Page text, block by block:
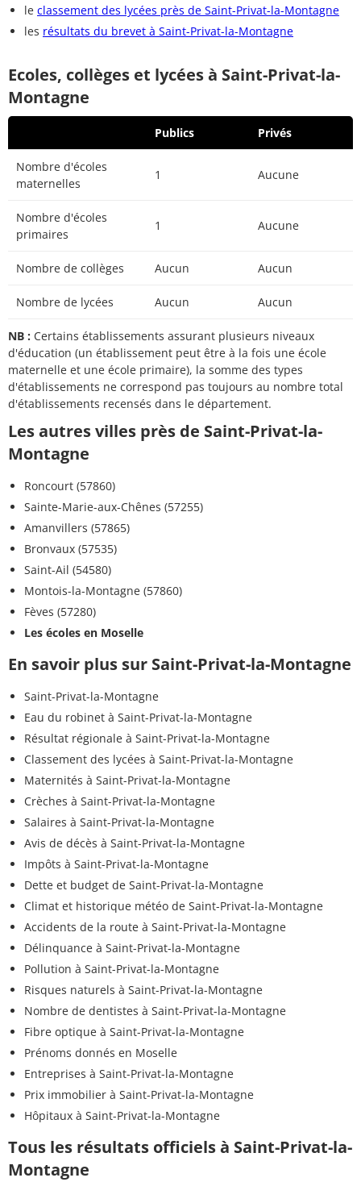
le classement des lycées près de Saint-Privat-la-Montagne
les résultats du brevet à Saint-Privat-la-Montagne
Ecoles, collèges et lycées à Saint-Privat-la-
Montagne
Publics Privés
Nombre d'écoles
maternelles
1 Aucune
Nombre d'écoles
primaires
1 Aucune
Nombre de collèges Aucun Aucun
Nombre de lycées Aucun Aucun
NB : Certains établissements assurant plusieurs niveaux
d'éducation (un établissement peut être à la fois une école
maternelle et une école primaire), la somme des types
d'établissements ne correspond pas toujours au nombre total
d'établissements recensés dans le département.
Les autres villes près de Saint-Privat-la-
Montagne
Roncourt (57860)
Sainte-Marie-aux-Chênes (57255)
Amanvillers (57865)
Bronvaux (57535)
Saint-Ail (54580)
Montois-la-Montagne (57860)
Fèves (57280)
Les écoles en Moselle
En savoir plus sur Saint-Privat-la-Montagne
Saint-Privat-la-Montagne
Eau du robinet à Saint-Privat-la-Montagne
Résultat régionale à Saint-Privat-la-Montagne
Classement des lycées à Saint-Privat-la-Montagne
Maternités à Saint-Privat-la-Montagne
Crèches à Saint-Privat-la-Montagne
Salaires à Saint-Privat-la-Montagne
Avis de décès à Saint-Privat-la-Montagne
Impôts à Saint-Privat-la-Montagne
Dette et budget de Saint-Privat-la-Montagne
Climat et historique météo de Saint-Privat-la-Montagne
Accidents de la route à Saint-Privat-la-Montagne
Délinquance à Saint-Privat-la-Montagne
Pollution à Saint-Privat-la-Montagne
Risques naturels à Saint-Privat-la-Montagne
Nombre de dentistes à Saint-Privat-la-Montagne
Fibre optique à Saint-Privat-la-Montagne
Prénoms donnés en Moselle
Entreprises à Saint-Privat-la-Montagne
Prix immobilier à Saint-Privat-la-Montagne
Hôpitaux à Saint-Privat-la-Montagne
Tous les résultats officiels à Saint-Privat-la-
Montagne